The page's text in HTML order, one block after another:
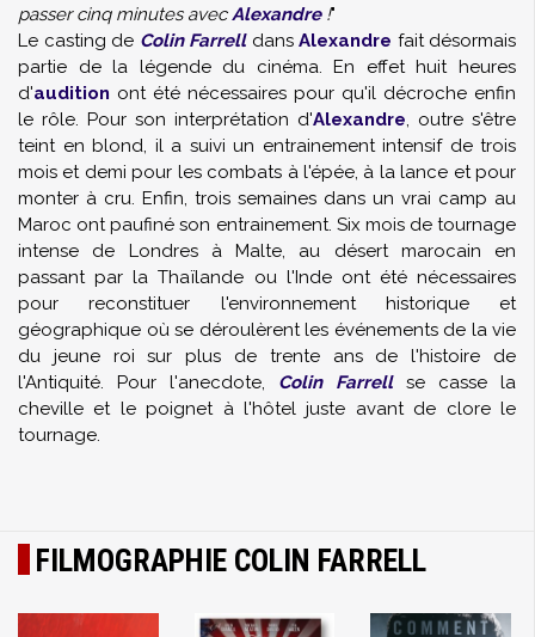
passer cinq minutes avecAlexandre!"
Le casting de Colin Farrelldans Alexandre fait désormais
partie de la légende du cinéma. En effet huit heures
d'audition ont été nécessaires pour qu'il décroche enfin
le rôle. Pour son interprétation d'Alexandre, outre s'être
teint en blond, il a suivi un entrainement intensif de trois
mois et demi pour les combats à l'épée, à la lance et pour
monter à cru. Enfin, trois semaines dans un vrai camp au
Maroc ont paufiné son entrainement. Six mois de tournage
intense de Londres à Malte, au désert marocain en
passant par la Thaïlande ou l'Inde ont été nécessaires
pour reconstituer l'environnement historique et
géographique où se déroulèrent les événements de la vie
du jeune roi sur plus de trente ans de l'histoire de
l'Antiquité. Pour l'anecdote, Colin Farrellse casse la
cheville et le poignet à l'hôtel juste avant de clore le
tournage.
FILMOGRAPHIE COLIN FARRELL